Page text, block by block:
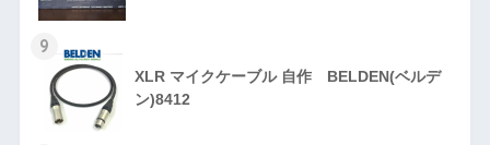
9
XLR マイクケーブル 自作 BELDEN(ベルデ
ン)8412